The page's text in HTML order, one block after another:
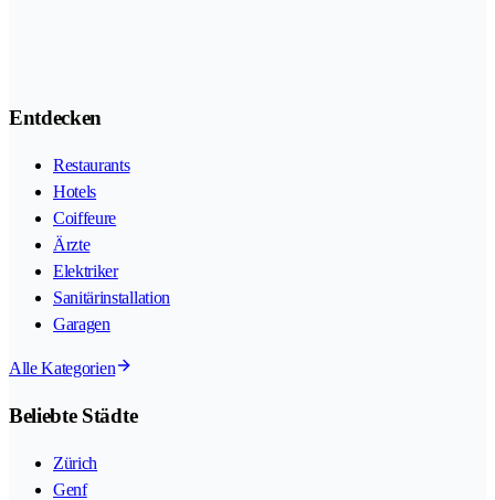
Entdecken
Restaurants
Hotels
Coiffeure
Ärzte
Elektriker
Sanitärinstallation
Garagen
Alle Kategorien
Beliebte Städte
Zürich
Genf